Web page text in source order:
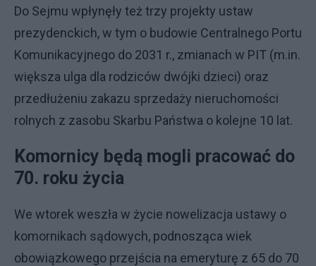
Do Sejmu wpłynęły też trzy projekty ustaw
prezydenckich, w tym o budowie Centralnego Portu
Komunikacyjnego do 2031 r., zmianach w PIT (m.in.
większa ulga dla rodziców dwójki dzieci) oraz
przedłużeniu zakazu sprzedaży nieruchomości
rolnych z zasobu Skarbu Państwa o kolejne 10 lat.
Komornicy będą mogli pracować do
70. roku życia
We wtorek weszła w życie nowelizacja ustawy o
komornikach sądowych, podnosząca wiek
obowiązkowego przejścia na emeryturę z 65 do 70